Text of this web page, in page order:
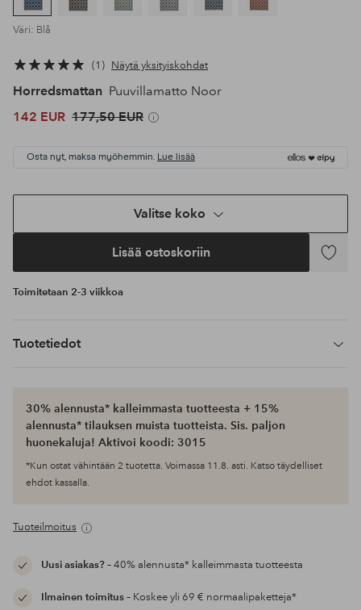
Väri: Blå
1 Näytä yksityiskohdat
Horredsmattan Puuvillamatto Noor
142 EUR 177,50 EUR
Osta nyt, maksa myöhemmin. Lue lisää
Valitse koko
Lisää ostoskoriin
Lisää
Toimitetaan 2-3 viikkoa
Tuotetiedot
30% alennusta* kalleimmasta tuotteesta + 15%
alennusta* tilauksen muista tuotteista. Sis. paljon
huonekaluja! Aktivoi koodi: 3015
*Kun ostat vähintään 2 tuotetta. Voimassa 11.8. asti. Katso täydelliset
ehdot kassalla.
Tuoteilmoitus
Uusi asiakas?– 40% alennusta* kalleimmasta tuotteesta
Ilmainen toimitus– Koskee yli 69 € normaalipaketteja*